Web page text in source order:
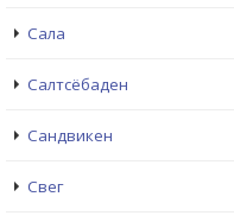
Сала
Салтсёбаден
Сандвикен
Свег